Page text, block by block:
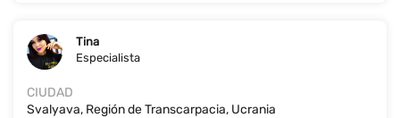
Tina
Especialista
CIUDAD
Svalyava, Región de Transcarpacia, Ucrania